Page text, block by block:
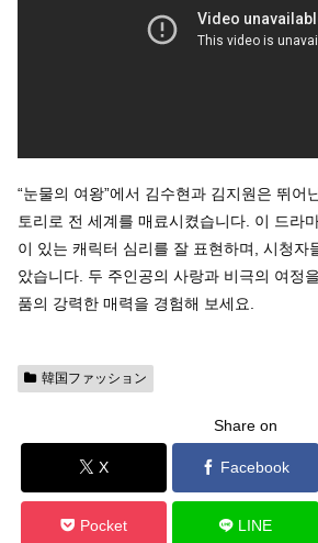
“눈물의 여왕”에서 김수현과 김지원은 뛰어
토리로 전 세계를 매료시켰습니다. 이 드라
이 있는 캐릭터 심리를 잘 표현하며, 시청자
았습니다. 두 주인공의 사랑과 비극의 여정
품의 강력한 매력을 경험해 보세요.
韓国ファッション
Share on
X Facebook
Pocket LINE